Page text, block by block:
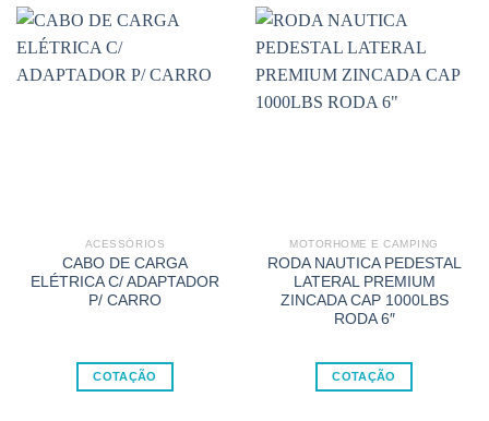
ACESSÓRIOS
CABO DE CARGA
ELÉTRICA C/ ADAPTADOR
P/ CARRO
COTAÇÃO
MOTORHOME E CAMPING
RODA NAUTICA PEDESTAL
LATERAL PREMIUM
ZINCADA CAP 1000LBS
RODA 6″
COTAÇÃO